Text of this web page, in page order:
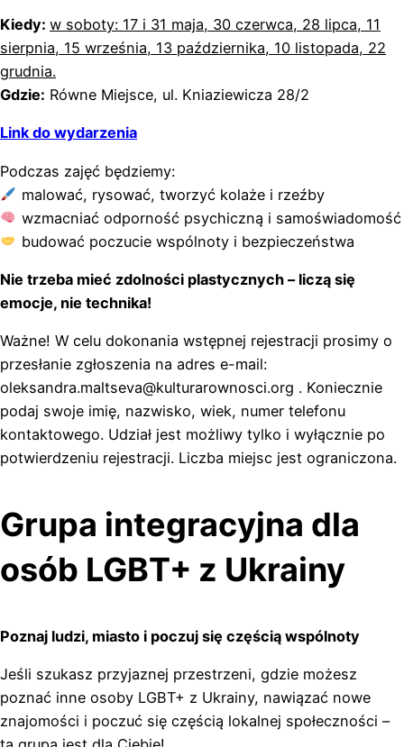
Kiedy: w soboty: 17 i 31 maja, 30 czerwca, 28 lipca, 11
sierpnia, 15 września, 13 października, 10 listopada, 22
grudnia.
Gdzie: Równe Miejsce, ul. Kniaziewicza 28/2
Link do wydarzenia
Podczas zajęć będziemy:
malować, rysować, tworzyć kolaże i rzeźby
wzmacniać odporność psychiczną i samoświadomość
budować poczucie wspólnoty i bezpieczeństwa
Nie trzeba mieć zdolności plastycznych – liczą się
emocje, nie technika!
Ważne! W celu dokonania wstępnej rejestracji prosimy o
przesłanie zgłoszenia na adres e-mail:
oleksandra.maltseva@kulturarownosci.org . Koniecznie
podaj swoje imię, nazwisko, wiek, numer telefonu
kontaktowego. Udział jest możliwy tylko i wyłącznie po
potwierdzeniu rejestracji. Liczba miejsc jest ograniczona.
Grupa integracyjna dla
osób LGBT+ z Ukrainy
Poznaj ludzi, miasto i poczuj się częścią wspólnoty
Jeśli szukasz przyjaznej przestrzeni, gdzie możesz
poznać inne osoby LGBT+ z Ukrainy, nawiązać nowe
znajomości i poczuć się częścią lokalnej społeczności –